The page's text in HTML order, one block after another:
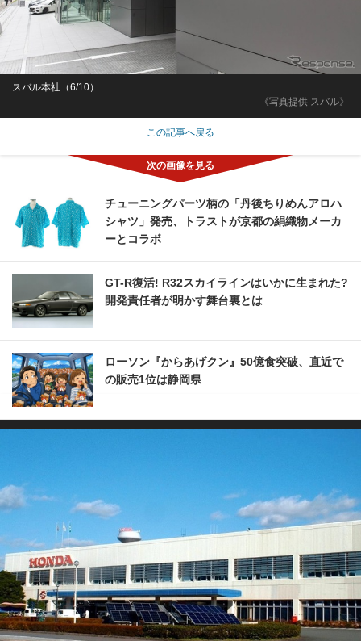
《写真提供 スバル》
スバル本社（6/10）
この記事へ戻る
チューニングパーツ柄の「丹後ちりめんアロハ
シャツ」発売、トラストが京都の絹織物メーカ
ーとコラボ
GT-R復活! R32スカイラインはいかに生まれた?
開発責任者が明かす舞台裏とは
ローソン『からあげクン』50億食突破、直近で
の販売1位は静岡県